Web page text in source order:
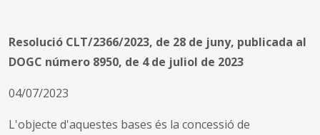
Resolució CLT/2366/2023, de 28 de juny, publicada al
DOGC número 8950, de 4 de juliol de 2023
04/07/2023
L'objecte d'aquestes bases és la concessió de